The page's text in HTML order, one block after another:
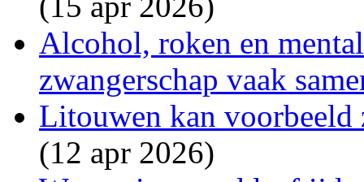
Alcohol, roken en
zwangerschap vaak
Litouwen kan voorbeeld
(12 apr 2026)